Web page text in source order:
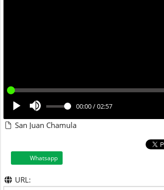
00:00/02:57
San Juan Chamula
Whatsapp
URL: